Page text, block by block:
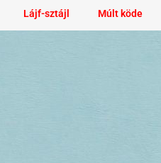
Lájf-sztájl Múlt köde